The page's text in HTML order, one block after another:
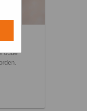
oude